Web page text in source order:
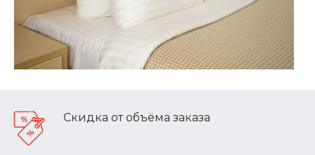
Скидка от объёма заказа